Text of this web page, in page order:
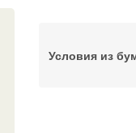
Условия из